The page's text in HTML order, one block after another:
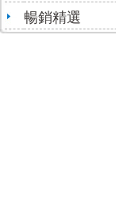
暢銷精選